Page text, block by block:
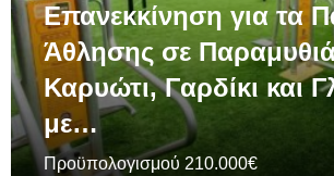
Επανεκκίνηση για τα
Άθλησης σε
Καρυώτι, Γαρδίκι και
με…
Προϋπολογισμού 210.000€